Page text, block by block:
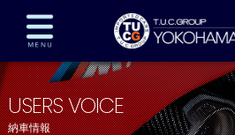
在庫車両情報 保証&サービス
TUCとは？ 店舗情報
USERS VOICE
納車情報